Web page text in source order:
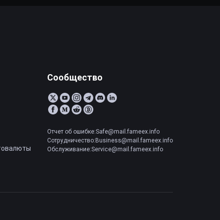
Сообщество
Отчет об ошибке:Safe@mail.fameex.info
Сотрудничество:Business@mail.fameex.info
Обслуживание:Service@mail.fameex.info